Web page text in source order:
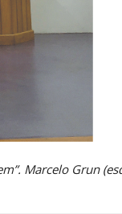
Marcelo Grun